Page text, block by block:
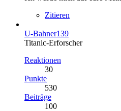
Zitieren
U-Bahner139
Titanic-Erforscher
Reaktionen
30
Punkte
530
Beiträge
100